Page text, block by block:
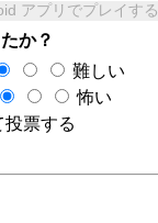
アプリでプレイする
か？
難しい
怖い
投票する